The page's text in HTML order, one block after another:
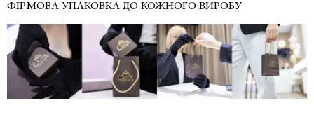
ФІРМОВА УПАКОВКА ДО КОЖНОГО ВИРОБУ